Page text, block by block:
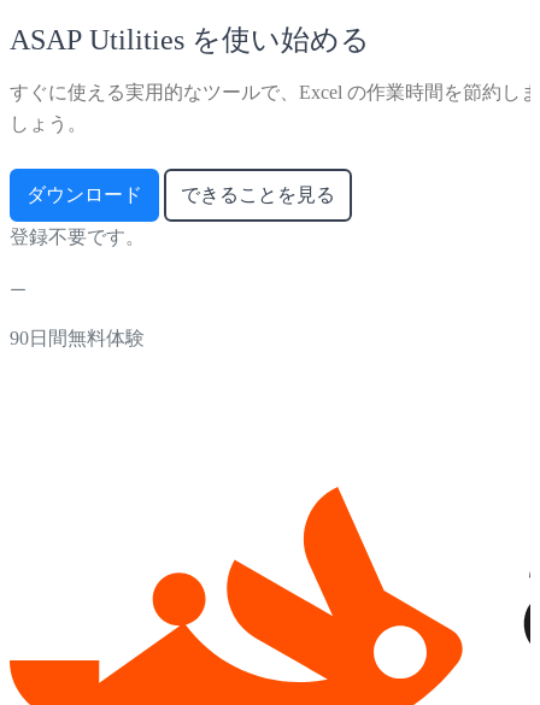
ASAP Utilities を使い始める
すぐに使える実用的なツールで、Excel の作業時間を節約しま
しょう。
ダウンロード できることを見る
登録不要です。
90日間無料体験